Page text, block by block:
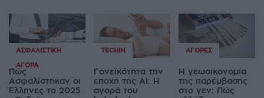
ΑΣΦΑΛΙΣΤΙΚΉ
ΑΓΟΡΆ
Πώς
Ασφαλίστηκαν οι
Έλληνες το 2025
TECHIN
Γονεϊκότητα την
εποχή της AI: Η
αγορά του
ΑΓΟΡΈΣ
Η γεωοικονομία
της παρέμβασης
στο γεν: Πώς